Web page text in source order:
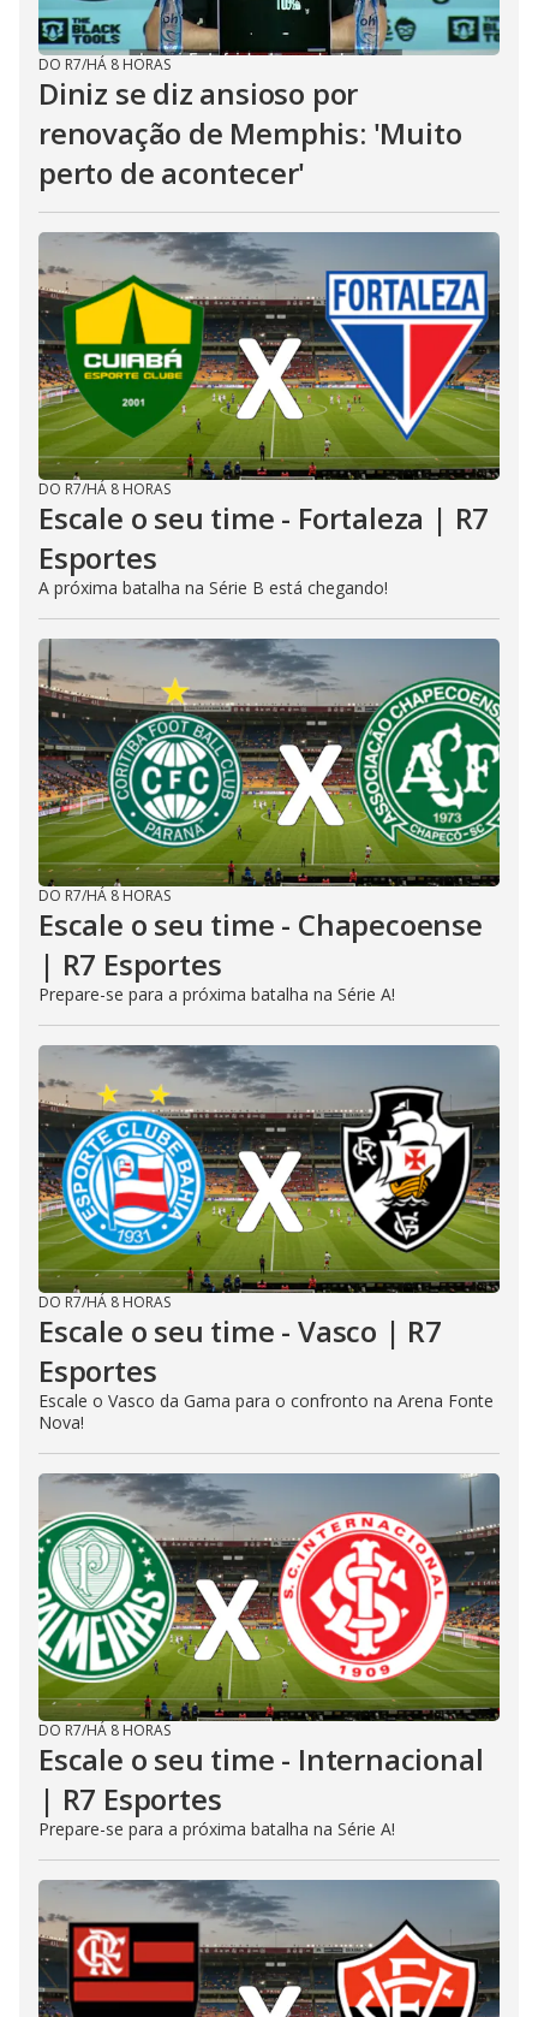
DO R7/HÁ 8 HORAS
Diniz se diz ansioso por
renovação de Memphis: 'Muito
perto de acontecer'
DO R7/HÁ 8 HORAS
Escale o seu time - Fortaleza | R7
Esportes
A próxima batalha na Série B está chegando!
DO R7/HÁ 8 HORAS
Escale o seu time - Chapecoense
| R7 Esportes
Prepare-se para a próxima batalha na Série A!
DO R7/HÁ 8 HORAS
Escale o seu time - Vasco | R7
Esportes
Escale o Vasco da Gama para o confronto na Arena Fonte
Nova!
DO R7/HÁ 8 HORAS
Escale o seu time - Internacional
| R7 Esportes
Prepare-se para a próxima batalha na Série A!